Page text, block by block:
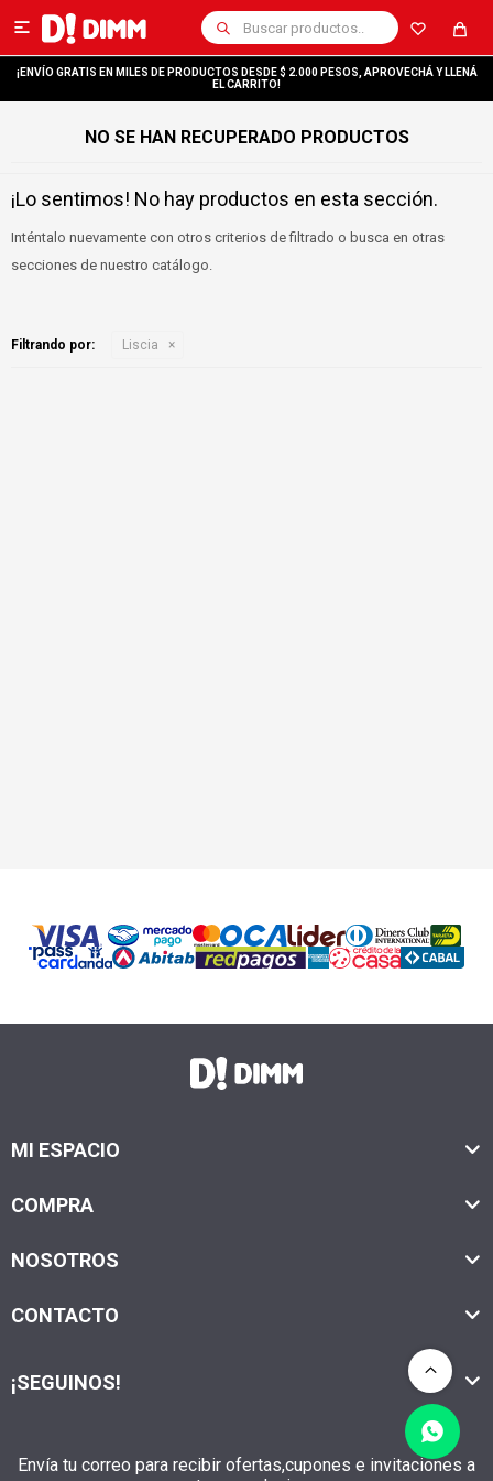

¡ENVÍO GRATIS EN MILES DE PRODUCTOS DESDE $ 2.000 PESOS, APROVECHÁ Y LLENÁ
EL CARRITO!
NO SE HAN RECUPERADO PRODUCTOS
¡Lo sentimos! No hay productos en esta sección.
Inténtalo nuevamente con otros criterios de filtrado o busca en otras
secciones de nuestro catálogo.
Filtrando por: Liscia
MI ESPACIO
COMPRA
NOSOTROS
CONTACTO
Envía tu correo para recibir ofertas,cupones e invitaciones a
¡SEGUINOS!